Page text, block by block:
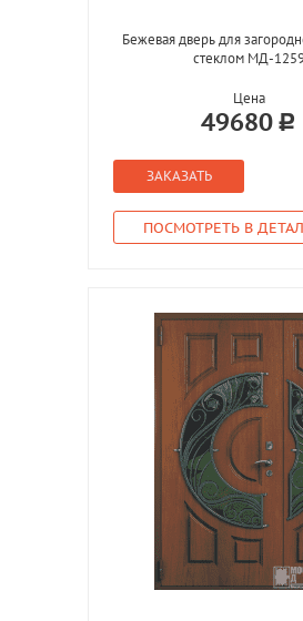
Бежевая дверь для
стеклом МД-
Цена
49680
ЗАКАЗАТЬ
ПОСМОТРЕТЬ В